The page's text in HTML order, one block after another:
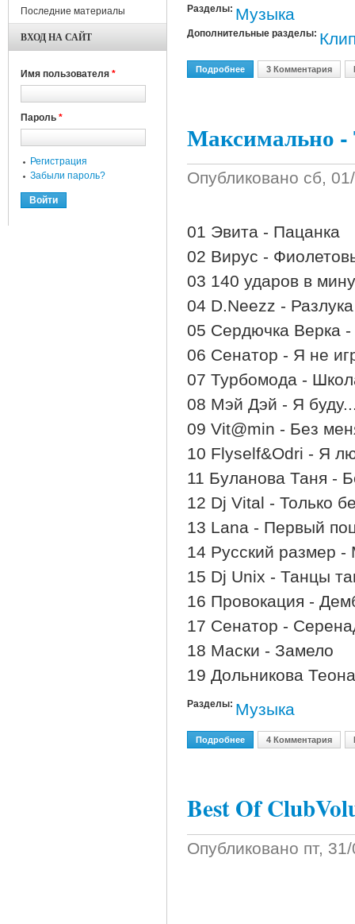
Разделы: Музыка
Дополнительные разделы:
Подробнее О Benny Benassi - Who's
3 Комментария
Максимально -
Опубликовано сб,
01 Эвита - Пацанка
02 Вирус -
03 140 ударов в
04 D.Neezz - Разлука
05 Сердючка Верка -
06 Сенатор - Я не
07 Турбомода -
08 Мэй Дэй - Я
09 Vit@min - Без
10 Flyself&Odri - Я
11 Буланова Таня -
12 Dj Vital - Только
13 Lana - Первый
14 Русский размер -
15 Dj Unix - Танцы
16 Провокация -
17 Сенатор -
18 Маски - Замело
19 Дольникова
Разделы: Музыка
Подробнее О Максимально -
4 Комментария
Best Of
Опубликовано пт,
Последние материалы
ВХОД НА САЙТ
Имя пользователя *
Пароль *
Регистрация
Забыли пароль?